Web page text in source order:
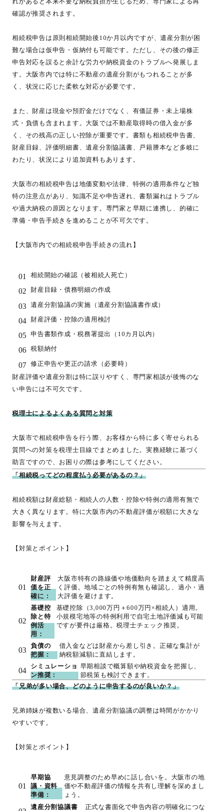
れがあると本来不要な納税負担が生じるため、専門家による再
確認が推奨されます。
相続税申告は原則相続開始後10か月以内ですが、遺産分割が困
難な場合は仮申告・仮納付も可能です。ただし、その後の修正
申告対応を誤ると余計な労力や納税資金のトラブルへ発展しま
す。大阪市内では特に不動産の遺産分割がもつれることが多
く、状況に応じた柔軟な対応が必要です。
また、財産は現金や預貯金だけでなく、有価証券・未上場株
式・負債も含まれます。大阪では不動産取得時の借入金が多
く、その残高の正しい控除が重要です。書類も相続税申告書、
財産目録、評価明細書、遺産分割協議書、戸籍謄本など多岐に
わたり、状況により追加資料もあります。
大阪市の相続税申告は地価変動や法律、特例の適用条件など独
特の注意点があり、知識不足や申告遅れ、書類漏れはトラブル
や過大納税の原因となります。専門家と早期に連携し、的確に
準備・申告手続きを進めることが不可欠です。
【大阪市内での相続税申告手続きの流れ】
相続開始の確認（被相続人死亡）
財産目録・債務明細の作成
遺産分割協議の実施（遺産分割協議書作成）
財産評価・控除の適用検討
申告書類作成・税務署提出（10カ月以内）
税額納付
修正申告や更正の請求（必要時）
財産評価や遺産分割は特に誤りやすく、専門家相談が後悔のな
い申告には不可欠です。
税理士によるよくある質問と対策
大阪市で相続税申告を行う際、お客様から特に多く寄せられる
質問への対策を税理士目線でまとめました。実務経験に基づく
助言ですので、お困りの際は参考にしてください。
「相続税ってどの程度払う必要があるの？」
相続税額は財産総額・相続人の人数・控除や特例の適用有無で
大きく異なります。特に大阪市内の不動産評価が税額に大きな
影響を与えます。
【対策とポイント】
財産評
価を正
確に：
大阪市特有の路線価や地価動向を踏まえて精度高
く評価。地域ごとの特例有無も確認し、過小・過
大評価を避けます。
基礎控
除と特
例活
用：
基礎控除（3,000万円＋600万円×相続人）適用。
小規模宅地等の特例利用で自宅土地評価減も可能
ですが要件は厳格。税理士チェック推奨。
負債の
把握：
借入金などは財産から差し引き。正確な集計が
納税額減額に直結します。
シミュレーショ
ン推奨：
早期相談で概算額や納税資金を把握し、
節税策も検討できます。
「兄弟が多い場合、どのように申告するのが良いか？」
兄弟姉妹が複数いる場合、遺産分割協議の調整は時間がかかり
やすいです。
【対策とポイント】
早期協
議・資料
準備：
意見調整のため早めに話し合いを。大阪市の地
価や不動産評価の情報を共有し理解を深めまし
ょう。
遺産分割協議書
正式な書面化で申告内容の明確化につな